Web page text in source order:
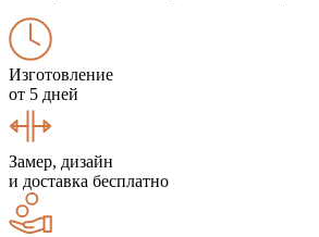
Изготовление
от 5 дней
Замер, дизайн
и доставка бесплатно